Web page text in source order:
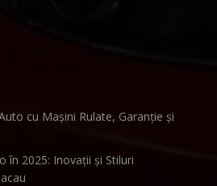
cu Mașini Rulate, Garanție și
în 2025: Inovații și Stiluri